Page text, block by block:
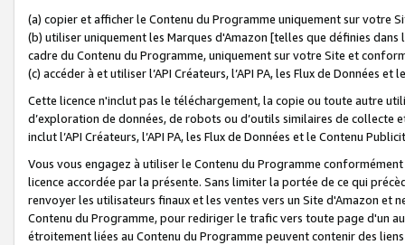
(a) copier et afficher le Contenu du Programme uniquement sur votre
(b) utiliser uniquement les Marques d'Amazon [telles que définies dans
cadre du Contenu du Programme, uniquement sur votre Site et
(c) accéder à et utiliser l’API Créateurs, l’API PA, les Flux de Données
Cette licence n'inclut pas le téléchargement, la copie ou toute autre
d’exploration de données, de robots ou d’outils similaires de
inclut l’API Créateurs, l’API PA, les Flux de Données et le Contenu
Vous vous engagez à utiliser le Contenu du Programme
licence accordée par la présente. Sans limiter la portée de ce qui
renvoyer les utilisateurs finaux et les ventes vers un Site d'Amazon et
Contenu du Programme, pour rediriger le trafic vers toute page d'un
étroitement liées au Contenu du Programme peuvent contenir des